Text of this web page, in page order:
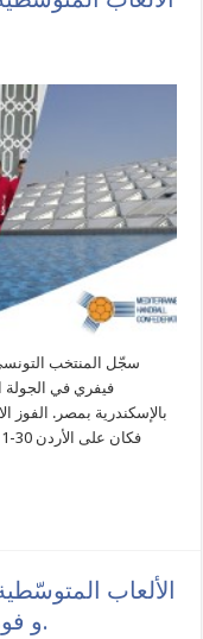
فيفري في الجولة
و فوز على الجزائر خلال اليوم الثاني.